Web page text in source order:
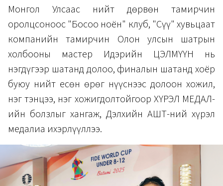
Монгол Улсаас нийт дөрвөн тамирчин
оролцсоноос "Босоо ноён" клуб, "Сүү" хувьцаат
компанийн тамирчин Олон улсын шатрын
холбооны мастер Идэрийн ЦЭЛМҮҮН нь
нэгдүгээр шатанд долоо, финалын шатанд хоёр
буюу нийт есөн өрөг нүүснээс долоон хожил,
нэг тэнцээ, нэг хожигдолтойгоор ХҮРЭЛ МЕДАЛ-
ийн болзлыг хангаж, Дэлхийн АШТ-ний хүрэл
медалиа ихэрлүүллээ.